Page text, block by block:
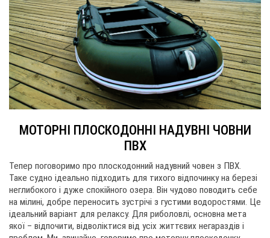
МОТОРНІ ПЛОСКОДОННІ НАДУВНІ ЧОВНИ
ПВХ
Тепер поговоримо про плоскодонний надувний човен з ПВХ.
Таке судно ідеально підходить для тихого відпочинку на березі
неглибокого і дуже спокійного озера. Він чудово поводить себе
на мілині, добре переносить зустрічі з густими водоростями. Це
ідеальний варіант для релаксу. Для риболовлі, основна мета
якої – відпочити, відволіктися від усіх життєвих негараздів і